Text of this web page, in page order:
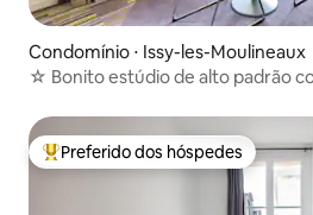
Condomínio ⋅ Issy-les-Moulineaux
☆ Bonito estúdio de alto padrão
Entre os melhores preferidos dos
Preferido dos hóspedes